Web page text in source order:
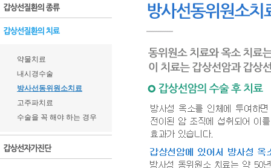
약물치료
내시경수술
방사선동위원소치료
고주파치료
수술을 꼭 해야 하는 경우